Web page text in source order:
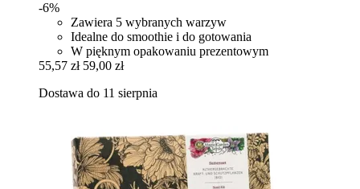
-6%
Zawiera 5 wybranych warzyw
Idealne do smoothie i do gotowania
W pięknym opakowaniu prezentowym
55,57 zł 59,00 zł
Dostawa do 11 sierpnia